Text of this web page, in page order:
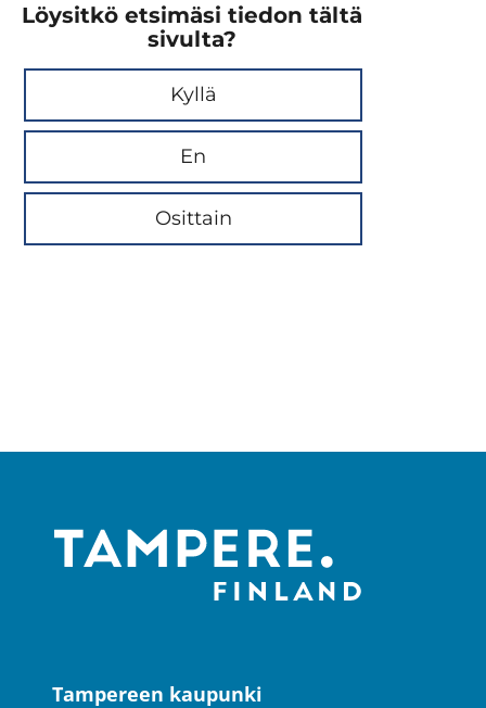
Löysitkö etsimäsi tiedon tältä
sivulta?
Kyllä
En
Osittain
Tampereen kaupunki